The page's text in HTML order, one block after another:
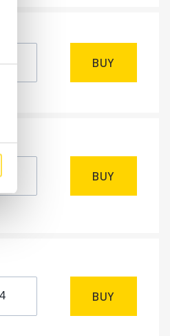
BUY
BUY
BUY